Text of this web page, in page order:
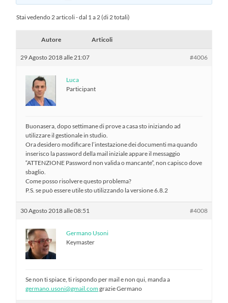
Stai vedendo 2 articoli - dal 1 a 2 (di 2 totali)
Autore Articoli
29 Agosto 2018 alle 21:07 #4006
Luca
Participant
Buonasera, dopo settimane di prove a casa sto iniziando ad
utilizzare il gestionale in studio.
Ora desidero modificare l’intestazione dei documenti ma quando
inserisco la password della mail iniziale appare il messaggio
“ATTENZIONE Password non valida o mancante”, non capisco dove
sbaglio.
Come posso risolvere questo problema?
P.S. se può essere utile sto utilizzando la versione 6.8.2
30 Agosto 2018 alle 08:51 #4008
Germano Usoni
Keymaster
Se non ti spiace, ti rispondo per mail e non qui, manda a
germano.usoni@gmail.comgrazie Germano